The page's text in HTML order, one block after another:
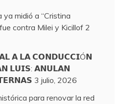
midió a “Cristina
contra Milei y Kicillof 2
𝗔 𝗟𝗔 𝗖𝗢𝗡𝗗𝗨𝗖𝗖𝗜Ó𝗡
𝗟𝗨𝗜𝗦: 𝗔𝗡𝗨𝗟𝗔𝗡
3 julio, 2026
para renovar la red